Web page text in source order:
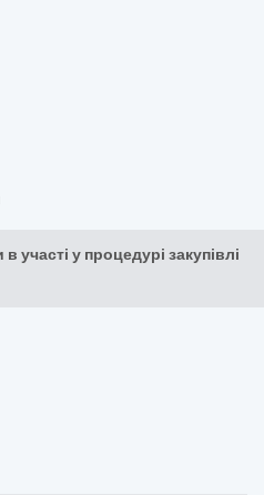
участі у процедурі закупівлі